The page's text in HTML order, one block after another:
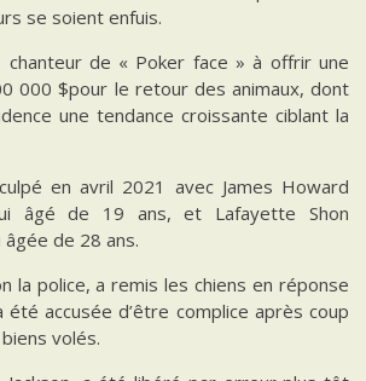
se soient enfuis.
chanteur de « Poker face » à offrir une
000 $pour le retour des animaux, dont
une tendance croissante ciblant la
en avril 2021 avec James Howard
âgé de 19 ans, et Lafayette Shon
âgée de 28 ans.
la police, a remis les chiens en réponse
été accusée d’être complice après coup
volés.